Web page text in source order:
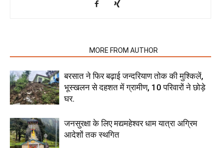
MORE FROM AUTHOR
बरसात ने फिर बढ़ाई जन्दरियाण तोक की मुश्किलें,
भूस्खलन से दहशत में ग्रामीण, 10 परिवारों ने छोड़े
घर.
जनसुरक्षा के लिए मद्यमहेश्वर धाम यात्रा अग्रिम
आदेशों तक स्थगित